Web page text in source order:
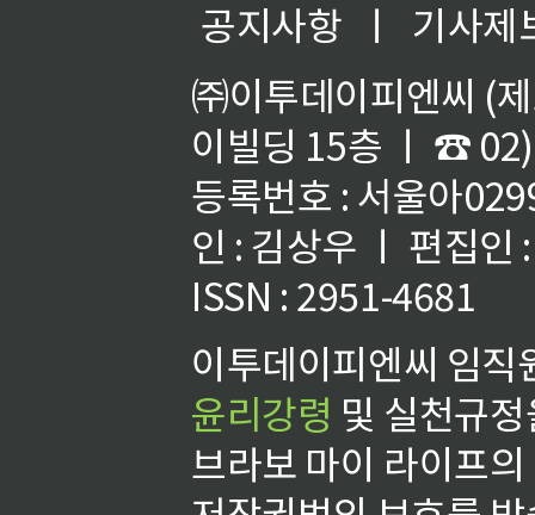
공지사항
ㅣ
기사제
㈜이투데이피엔씨 (
이빌딩 15층 ㅣ ☎
등록번호 : 서울아
인 : 김상우 ㅣ 편집인
ISSN : 2951-4681
이투데이피엔씨 임
윤리강령 및 실천규
브라보 마이 라이프